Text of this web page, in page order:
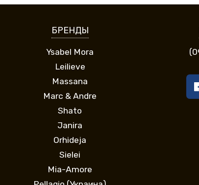
БРЕНДЫ
Ysabel Mora
Leilieve
Massana
Marc & Andre
Shato
Janira
Orhideja
Sielei
Mia-Amore